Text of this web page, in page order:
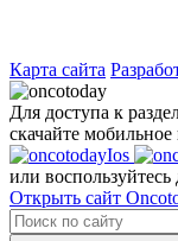
Карта сайта
Для доступа к
скачайте
или
Открыть сайт